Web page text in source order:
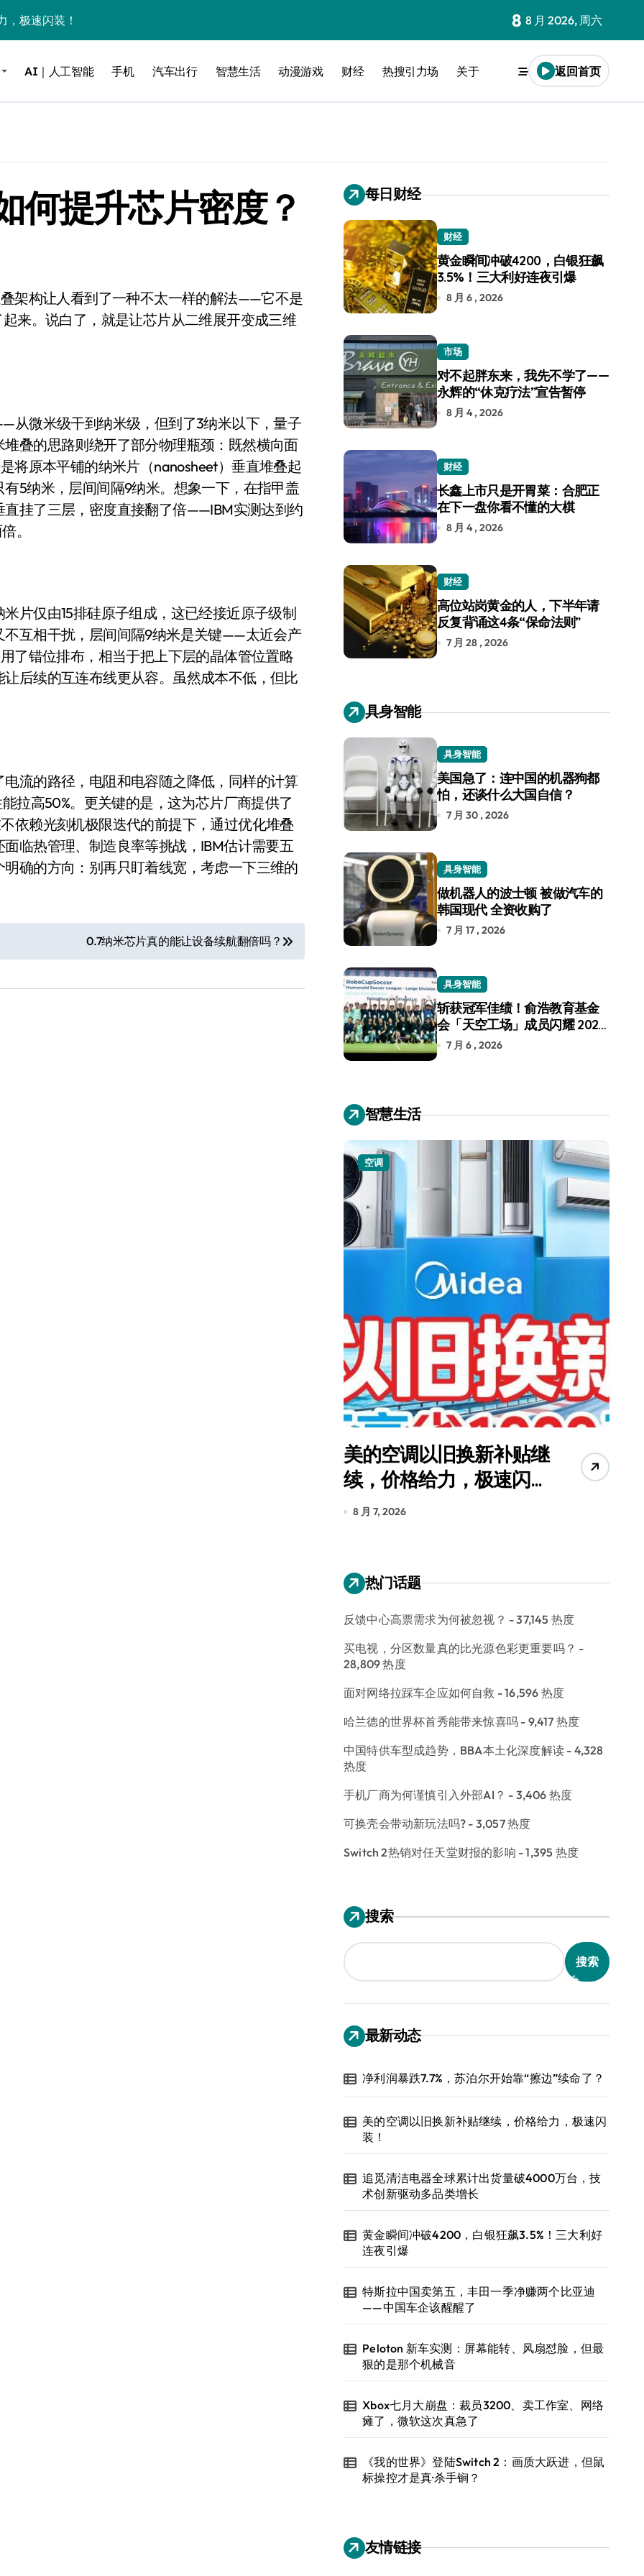
，极速闪装！
三大利好连夜引爆
比亚迪——中国车企该醒醒了
、网络瘫了，微软这次真急了
，但鼠标操控才是真·杀手锏？
“垂帘听政”？
鹏的“多事之夏”
——试驾雷克萨斯ES 500e
主机，你领不领？
司机教你3招真·快充
了：车内不是广告屏！
会后悔吗？
的终极对决
箱，你中招了吗？
不值得冲？
休克疗法”宣告暂停
”，一边探测射线一边光伏发电
版逼近4800
你看不懂的大棋
错了
能“以盘换数”了？
+种草
续命了？
8 8 月 2026, 周六
AI｜人工智能 手机 汽车出行 智慧生活 动漫游戏 财经 热搜引力场 关于 返回首页
何提升芯片密度？
来。说白了，就是让芯片从二维展开变成三维
从微米级干到纳米级，但到了3纳米以下，量子
叠的思路则绕开了部分物理瓶颈：既然横向面
将原本平铺的纳米片（nanosheet）垂直堆叠起
5纳米，层间间隔9纳米。想象一下，在指甲盖
挂了三层，密度直接翻了倍——IBM实测达到约
。
片仅由15排硅原子组成，这已经接近原子级制
互相干扰，层间间隔9纳米是关键——太近会产
了错位排布，相当于把上下层的晶体管位置略
后续的互连布线更从容。虽然成本不低，但比
流的路径，电阻和电容随之降低，同样的计算
拉高50%。更关键的是，这为芯片厂商提供了
依赖光刻机极限迭代的前提下，通过优化堆叠
临热管理、制造良率等挑战，IBM估计需要五
确的方向：别再只盯着线宽，考虑一下三维的
0.7纳米芯片真的能让设备续航翻倍吗？
每日财经
财经
黄金瞬间冲破4200，白银狂飙
3.5%！三大利好连夜引爆
8 月 6 , 2026
市场
对不起胖东来，我先不学了——
永辉的“休克疗法”宣告暂停
8 月 4 , 2026
财经
长鑫上市只是开胃菜：合肥正
在下一盘你看不懂的大棋
8 月 4 , 2026
财经
高位站岗黄金的人，下半年请
反复背诵这4条“保命法则”
7 月 28 , 2026
具身智能
具身智能
美国急了：连中国的机器狗都
怕，还谈什么大国自信？
7 月 30 , 2026
具身智能
做机器人的波士顿 被做汽车的
韩国现代 全资收购了
7 月 17 , 2026
具身智能
斩获冠军佳绩！俞浩教育基金
会「天空工场」成员闪耀 2026
RoboCup 机器人世界杯
7 月 6 , 2026
智慧生活
空调
美的空调以旧换新补贴继
续，价格给力，极速闪
装！
8 月 7, 2026
热门话题
反馈中心高票需求为何被忽视？ - 37,145 热度
买电视，分区数量真的比光源色彩更重要吗？ -
28,809 热度
面对网络拉踩车企应如何自救 - 16,596 热度
哈兰德的世界杯首秀能带来惊喜吗 - 9,417 热度
中国特供车型成趋势，BBA本土化深度解读 - 4,328
热度
手机厂商为何谨慎引入外部AI？ - 3,406 热度
可换壳会带动新玩法吗? - 3,057 热度
Switch 2热销对任天堂财报的影响 - 1,395 热度
搜索
搜索
最新动态
净利润暴跌7.7%，苏泊尔开始靠“擦边”续命了？
美的空调以旧换新补贴继续，价格给力，极速闪
装！
追觅清洁电器全球累计出货量破4000万台，技
术创新驱动多品类增长
黄金瞬间冲破4200，白银狂飙3.5%！三大利好
连夜引爆
特斯拉中国卖第五，丰田一季净赚两个比亚迪
——中国车企该醒醒了
Peloton 新车实测：屏幕能转、风扇怼脸，但最
狠的是那个机械音
Xbox七月大崩盘：裁员3200、卖工作室、网络
瘫了，微软这次真急了
《我的世界》登陆Switch 2：画质大跃进，但鼠
标操控才是真·杀手锏？
友情链接